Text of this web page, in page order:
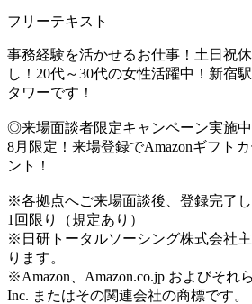
フリーテキスト
事務経験を活かせるお仕事！土日祝
し！20代～30代の女性活躍中！新宿
タワーです！
◎来場面談者限定キャンペーン実施中
8月限定！来場登録でAmazonギフト
ント！
※各拠点へご来場面談後、登録完了
1回限り（規定あり）
※日研トータルソーシング株式会社
ります。
※Amazon、Amazon.co.jp およびそれ
Inc. またはその関連会社の商標です。